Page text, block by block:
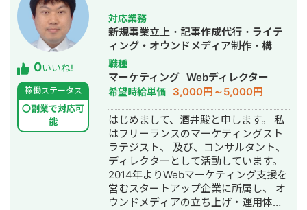
0いいね!
稼働ステータス
〇副業で対応可
能
対応業務
新規事業立上・記事作成代行・ライテ
ィング・オウンドメディア制作・構
築・運用代行
職種
マーケティング Webディレクター
希望時給単価 3,000円～5,000円
はじめまして、酒井駿と申します。 私
はフリーランスのマーケティングスト
ラテジスト、 及び、コンサルタント、
ディレクターとして活動しています。
2014年よりWebマーケティング支援を
営むスタートアップ企業に所属し、 オ
ウンドメディアの立ち上げ・運用体制